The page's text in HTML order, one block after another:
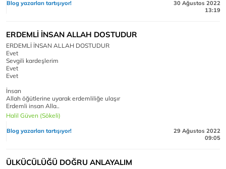
Blog yazarları tartışıyor!
30 Ağustos 2022
13:19
ERDEMLİ İNSAN ALLAH DOSTUDUR
ERDEMLİ İNSAN ALLAH DOSTUDUR
Evet
Sevgili kardeşlerim
Evet
Evet
İnsan
Allah öğütlerine uyarak erdemliliğe ulaşır
Erdemli insan Alla..
Halil Güven (Sökeli)
Blog yazarları tartışıyor!
29 Ağustos 2022
09:05
ÜLKÜCÜLÜĞÜ DOĞRU ANLAYALIM